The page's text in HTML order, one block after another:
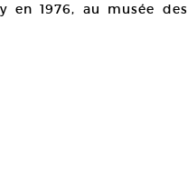
en 1976, au musée des